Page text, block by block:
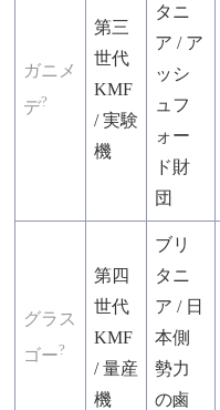
ガニメ
デ?
第三
世代
KMF
/ 実験
機
タニ
ア / ア
ッシ
ュフ
ォー
ド財
団
グラス
ゴー?
第四
世代
KMF
/ 量産
機
ブリ
タニ
ア / 日
本側
勢力
の鹵